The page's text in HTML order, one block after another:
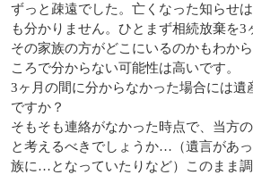
ずっと疎遠でした。亡くなった知らせ
も分かりません。ひとまず相続放棄を3
その家族の方がどこにいるのかもわか
ころで分からない可能性は高いです。
3ヶ月の間に分からなかった場合には遺
ですか？
そもそも連絡がなかった時点で、当方
と考えるべきでしょうか…（遺言があ
族に…となっていたりなど）このまま調